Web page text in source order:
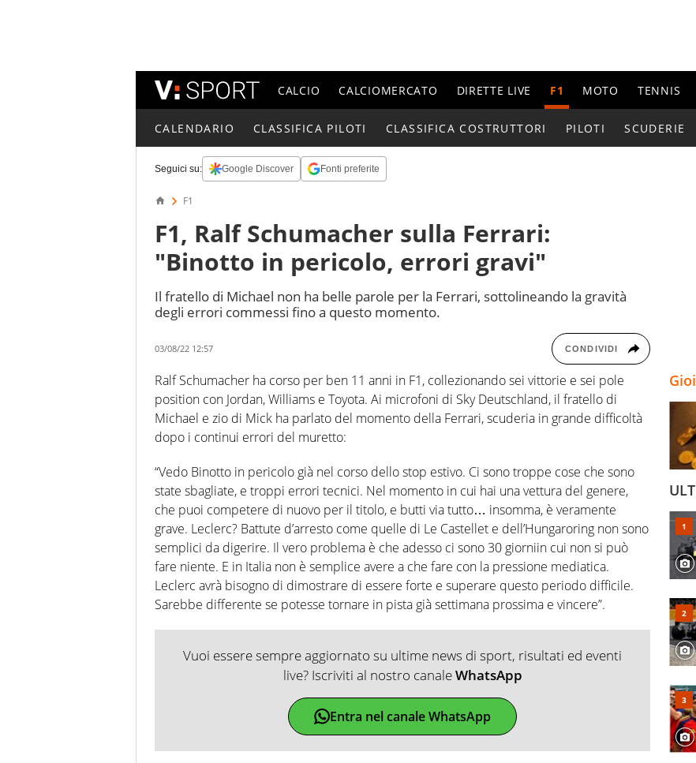
CALCIO CALCIOMERCATO DIRETTE LIVE F1 MOTO TENNIS
CALENDARIO CLASSIFICA PILOTI CLASSIFICA COSTRUTTORI PILOTI SCUDERIE
Seguici su: Google Discover Fonti preferite
F1
F1, Ralf Schumacher sulla Ferrari:
"Binotto in pericolo, errori gravi"
Il fratello di Michael non ha belle parole per la Ferrari, sottolineando la gravità
degli errori commessi fino a questo momento.
03/08/22 12:57 CONDIVIDI
Ralf Schumacher ha corso per ben 11 anni in F1, collezionando sei vittorie e sei pole
position con Jordan, Williams e Toyota. Ai microfoni di Sky Deutschland, il fratello di
Michael e zio di Mick ha parlato del momento della Ferrari, scuderia in grande difficoltà
dopo i continui errori del muretto:
“Vedo Binotto in pericolo già nel corso dello stop estivo. Ci sono troppe cose che sono
state sbagliate, e troppi errori tecnici. Nel momento in cui hai una vettura del genere,
che puoi competere di nuovo per il titolo, e butti via tutto… insomma, è veramente
grave. Leclerc? Battute d’arresto come quelle di Le Castellet e dell’Hungaroring non sono
semplici da digerire. Il vero problema è che adesso ci sono 30 giorniin cui non si può
fare niente. E in Italia non è semplice avere a che fare con la pressione mediatica.
Leclerc avrà bisogno di dimostrare di essere forte e superare questo periodo difficile.
Sarebbe differente se potesse tornare in pista già settimana prossima e vincere”.
Vuoi essere sempre aggiornato su ultime news di sport, risultati ed eventi
live? Iscriviti al nostro canaleWhatsApp
Entra nel canale WhatsApp